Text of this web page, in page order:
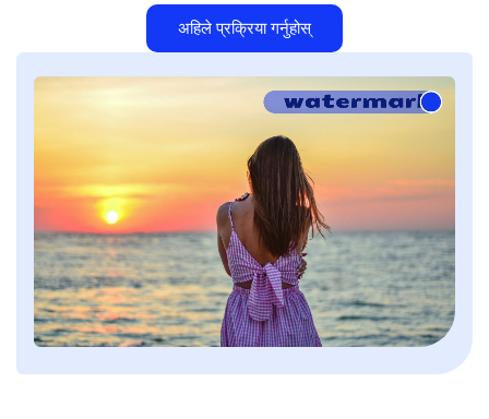
अहिले प्रक्रिया गर्नुहोस्